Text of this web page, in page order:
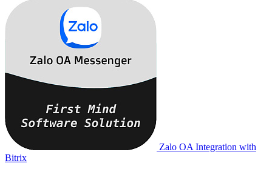
Zalo OA Integration with
Bitrix